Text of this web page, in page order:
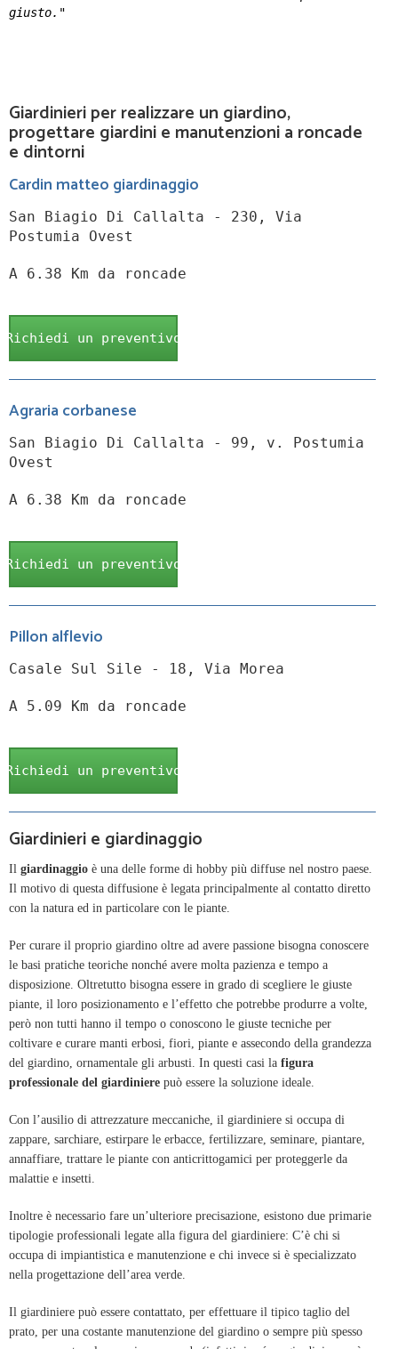
giusto."
Giardinieri per realizzare un giardino,
progettare giardini e manutenzioni a roncade
e dintorni
Cardin matteo giardinaggio
San Biagio Di Callalta - 230, Via
Postumia Ovest
A 6.38 Km da roncade
Richiedi un preventivo
Agraria corbanese
San Biagio Di Callalta - 99, v. Postumia
Ovest
A 6.38 Km da roncade
Richiedi un preventivo
Pillon alflevio
Casale Sul Sile - 18, Via Morea
A 5.09 Km da roncade
Richiedi un preventivo
Giardinieri e giardinaggio
Il giardinaggio è una delle forme di hobby più diffuse nel nostro paese.
Il motivo di questa diffusione è legata principalmente al contatto diretto
con la natura ed in particolare con le piante.
Per curare il proprio giardino oltre ad avere passione bisogna conoscere
le basi pratiche teoriche nonché avere molta pazienza e tempo a
disposizione. Oltretutto bisogna essere in grado di scegliere le giuste
piante, il loro posizionamento e l’effetto che potrebbe produrre a volte,
però non tutti hanno il tempo o conoscono le giuste tecniche per
coltivare e curare manti erbosi, fiori, piante e assecondo della grandezza
del giardino, ornamentale gli arbusti. In questi casi la figura
professionale del giardiniere può essere la soluzione ideale.
Con l’ausilio di attrezzature meccaniche, il giardiniere si occupa di
zappare, sarchiare, estirpare le erbacce, fertilizzare, seminare, piantare,
annaffiare, trattare le piante con anticrittogamici per proteggerle da
malattie e insetti.
Inoltre è necessario fare un’ulteriore precisazione, esistono due primarie
tipologie professionali legate alla figura del giardiniere: C’è chi si
occupa di impiantistica e manutenzione e chi invece si è specializzato
nella progettazione dell’area verde.
Il giardiniere può essere contattato, per effettuare il tipico taglio del
prato, per una costante manutenzione del giardino o sempre più spesso